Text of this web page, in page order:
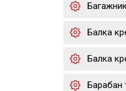
Балка
Балка
Барабан